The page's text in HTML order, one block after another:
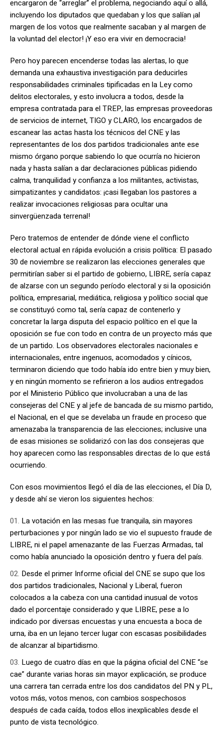
encargaron de “arreglar” el problema, negociando aquí o allá,
incluyendo los diputados que quedaban y los que salían ¡al
margen de los votos que realmente sacaban y al margen de
la voluntad del elector! ¡Y eso era vivir en democracia!
Pero hoy parecen encenderse todas las alertas, lo que
demanda una exhaustiva investigación para deducirles
responsabilidades criminales tipificadas en la Ley como
delitos electorales, y esto involucra a todos, desde la
empresa contratada para el TREP, las empresas proveedoras
de servicios de internet, TIGO y CLARO, los encargados de
escanear las actas hasta los técnicos del CNE y las
representantes de los dos partidos tradicionales ante ese
mismo órgano porque sabiendo lo que ocurría no hicieron
nada y hasta salían a dar declaraciones públicas pidiendo
calma, tranquilidad y confianza a los militantes, activistas,
simpatizantes y candidatos: ¡casi llegaban los pastores a
realizar invocaciones religiosas para ocultar una
sinvergüenzada terrenal!
Pero tratemos de entender de dónde viene el conflicto
electoral actual en rápida evolución a crisis política: El pasado
30 de noviembre se realizaron las elecciones generales que
permitirían saber si el partido de gobierno, LIBRE, sería capaz
de alzarse con un segundo período electoral y si la oposición
política, empresarial, mediática, religiosa y político social que
se constituyó como tal, sería capaz de contenerlo y
concretar la larga disputa del espacio político en el que la
oposición se fue con todo en contra de un proyecto más que
de un partido. Los observadores electorales nacionales e
internacionales, entre ingenuos, acomodados y cínicos,
terminaron diciendo que todo había ido entre bien y muy bien,
y en ningún momento se refirieron a los audios entregados
por el Ministerio Público que involucraban a una de las
consejeras del CNE y al jefe de bancada de su mismo partido,
el Nacional, en el que se develaba un fraude en proceso que
amenazaba la transparencia de las elecciones; inclusive una
de esas misiones se solidarizó con las dos consejeras que
hoy aparecen como las responsables directas de lo que está
ocurriendo.
Con esos movimientos llegó el día de las elecciones, el Día D,
y desde ahí se vieron los siguientes hechos:
La votación en las mesas fue tranquila, sin mayores
perturbaciones y por ningún lado se vio el supuesto fraude de
LIBRE, ni el papel amenazante de las Fuerzas Armadas, tal
como había anunciado la oposición dentro y fuera del país.
Desde el primer Informe oficial del CNE se supo que los
dos partidos tradicionales, Nacional y Liberal, fueron
colocados a la cabeza con una cantidad inusual de votos
dado el porcentaje considerado y que LIBRE, pese a lo
indicado por diversas encuestas y una encuesta a boca de
urna, iba en un lejano tercer lugar con escasas posibilidades
de alcanzar al bipartidismo.
Luego de cuatro días en que la página oficial del CNE “se
cae” durante varias horas sin mayor explicación, se produce
una carrera tan cerrada entre los dos candidatos del PN y PL,
votos más, votos menos, con cambios sospechosos
después de cada caída, todos ellos inexplicables desde el
punto de vista tecnológico.